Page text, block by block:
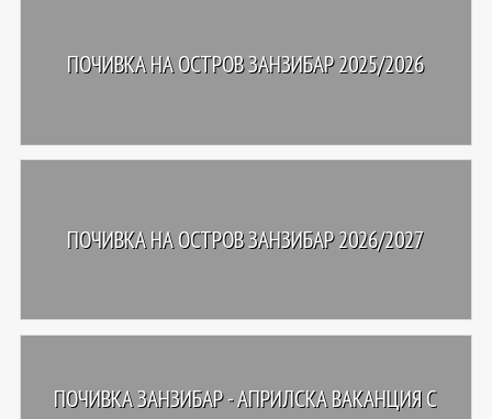
ПОЧИВКА НА ОСТРОВ ЗАНЗИБАР 2025/2026
ПОЧИВКА НА ОСТРОВ ЗАНЗИБАР 2026/2027
ПОЧИВКА ЗАНЗИБАР - АПРИЛСКА ВАКАНЦИЯ С